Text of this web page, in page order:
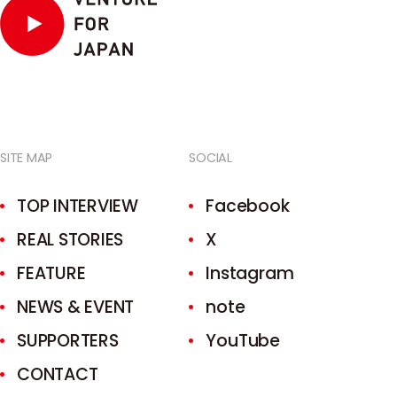
2年後の自分は、
今日の挑戦で変わる。
エントリーは、面談・ご相談からスタートします。
担当者がお話を伺いますので、お気軽にご連絡ください。
お問い合わせはこちら
SITE MAP
TOP INTERVIEW
REAL STORIES
FEATURE
NEWS & EVENT
SUPPORTERS
CONTACT
SOCIAL
Facebook
X
Instagram
note
YouTUbe